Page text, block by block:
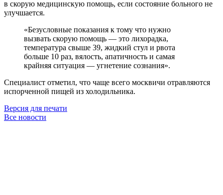
в скорую медицинскую помощь, если состояние больного не
улучшается.
«Безусловные показания к тому что нужно
вызвать скорую помощь — это лихорадка,
температура свыше 39, жидкий стул и рвота
больше 10 раз, вялость, апатичность и самая
крайняя ситуация — угнетение сознания».
Специалист отметил, что чаще всего москвичи отравляются
испорченной пищей из холодильника.
Версия для печати
Все новости